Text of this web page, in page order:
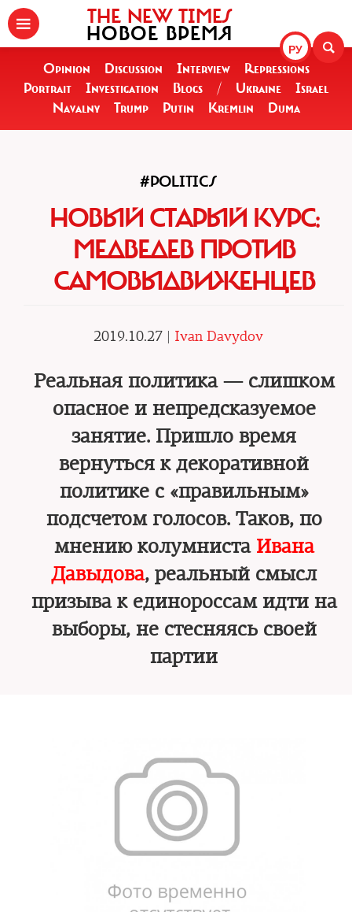
РУ
THE NEW TIMES
НОВОЕ ВРЕМЯ
Opinion Discussion Interview
Repressions
Portrait
Investigation Blogs / Ukraine
Israel
Navalny
Trump Putin Kremlin Duma
#POLITICS
НОВЫЙ СТАРЫЙ КУРС:
МЕДВЕДЕВ ПРОТИВ
САМОВЫДВИЖЕНЦЕВ
2019.10.27 | Ivan Davydov
Реальная политика — слишком
опасное и непредсказуемое
занятие. Пришло время
вернуться к декоративной
политике с «правильным»
подсчетом голосов. Таков, по
мнению колумниста Ивана
Давыдова, реальный смысл
призыва к единороссам идти на
выборы, не стесняясь своей
партии